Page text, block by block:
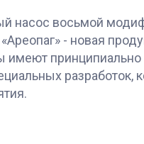
насос восьмой
- новая
имеют
разработок,